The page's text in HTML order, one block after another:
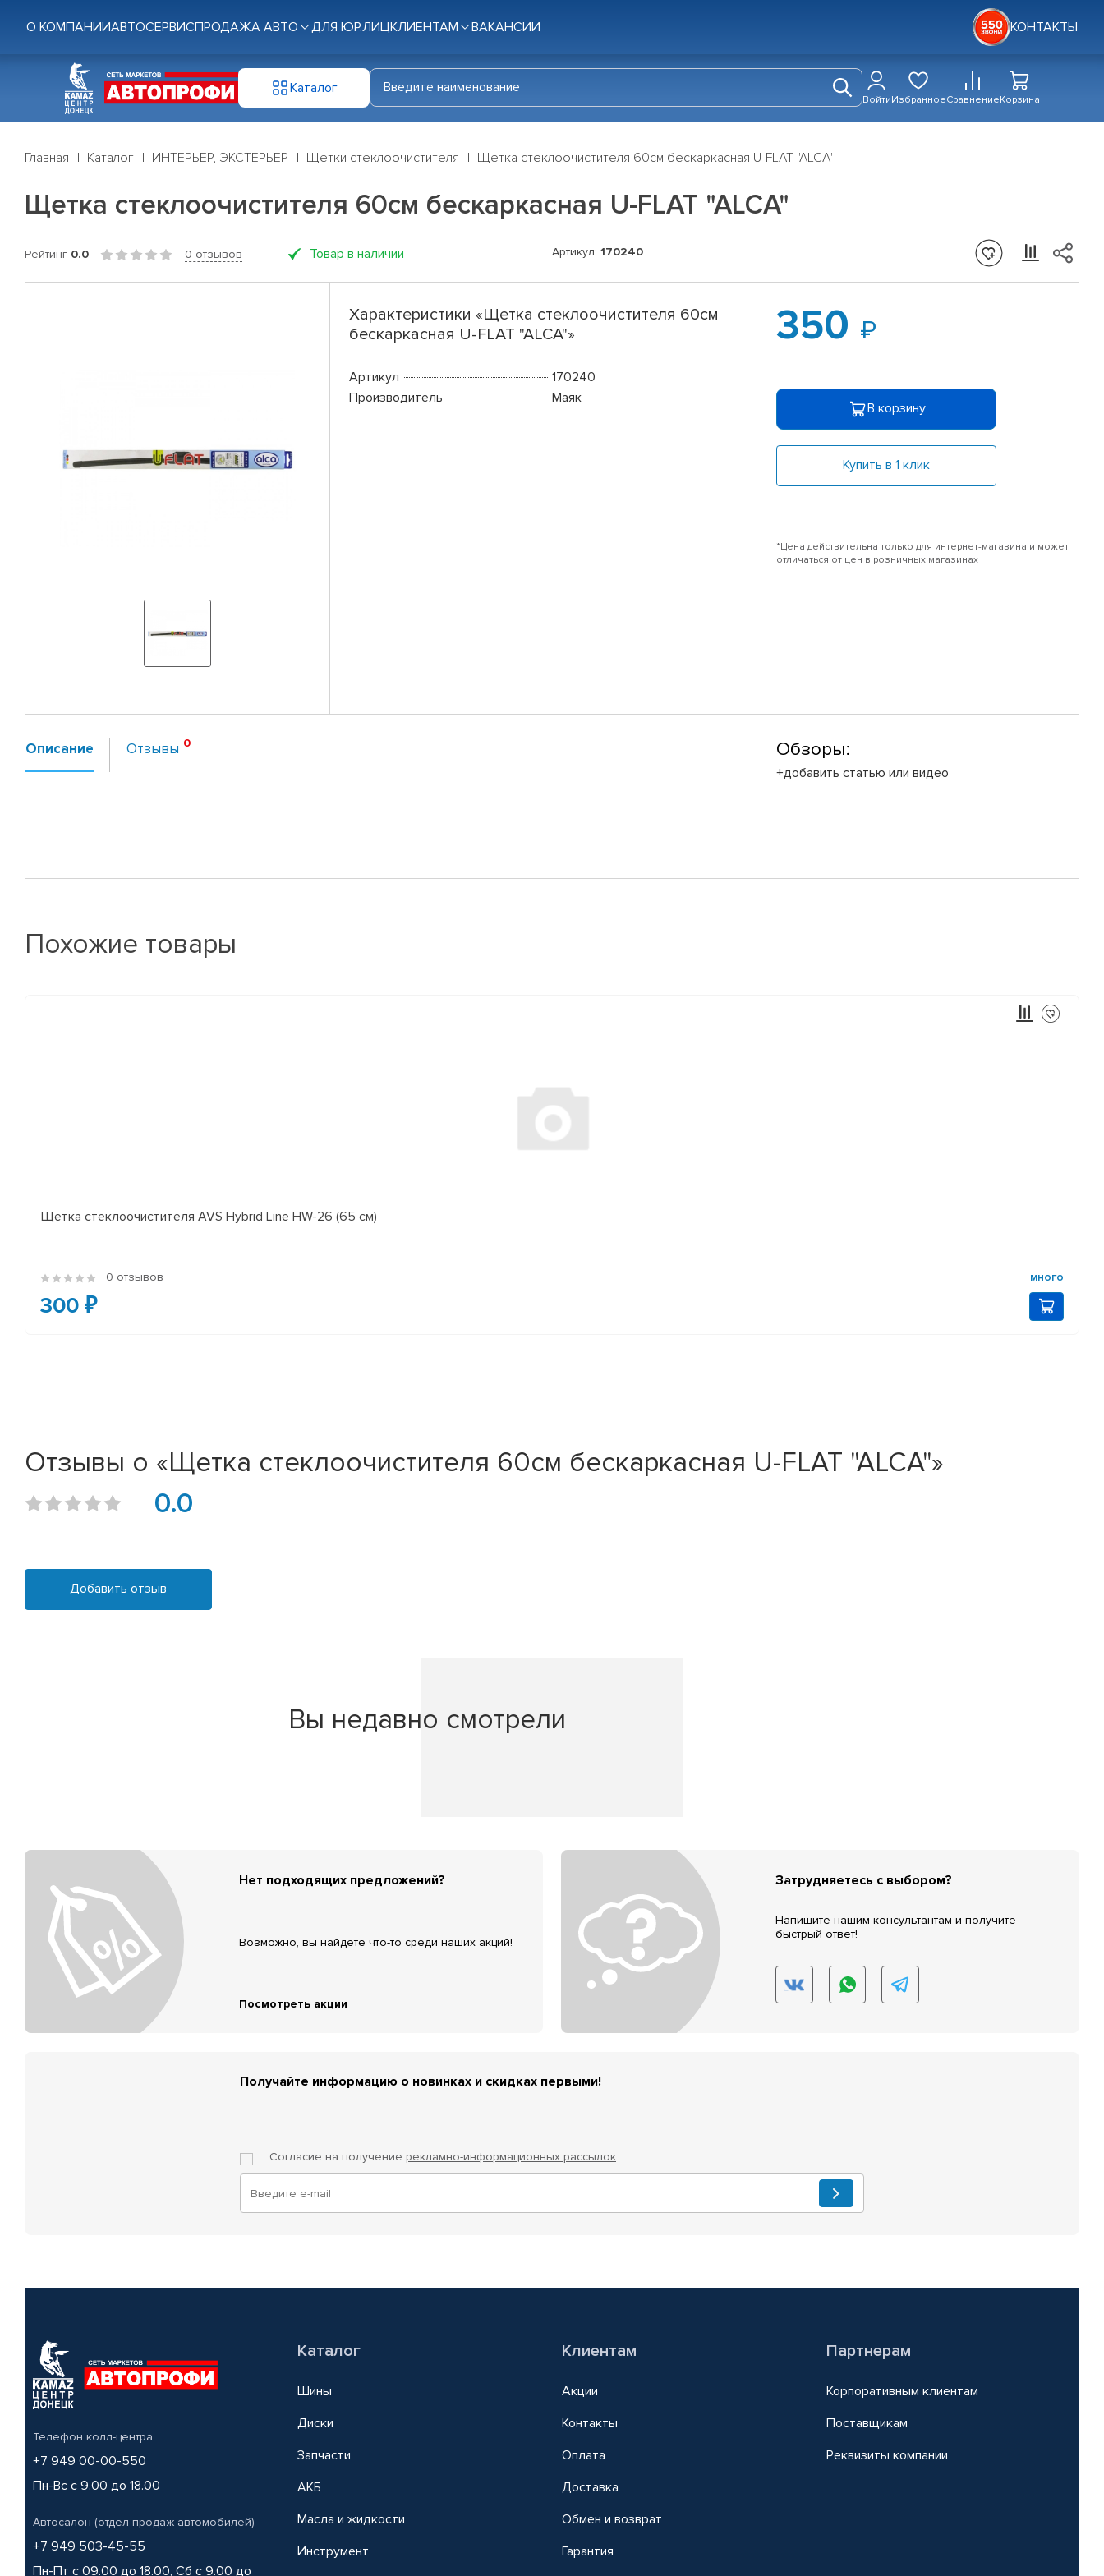
О КОМПАНИИАВТОСЕРВИСПРОДАЖА АВТО ДЛЯ ЮР.ЛИЦКЛИЕНТАМ ВАКАНСИИ КОНТАКТЫ
Каталог
ВойтиИзбранноеСравнениеКорзина
Главная Каталог ИНТЕРЬЕР, ЭКСТЕРЬЕР Щетки стеклоочистителя Щетка стеклоочистителя 60см бескаркасная U-FLAT "ALCA"
Щетка стеклоочистителя 60см бескаркасная U-FLAT "ALCA"
Рейтинг 0.0 0 отзывов Товар в наличии Артикул: 170240
Характеристики «Щетка стеклоочистителя 60см
бескаркасная U-FLAT "ALCA"»
Артикул
170240
Производитель
Маяк
350
В корзину
Купить в 1 клик
*Цена действительна только для интернет-магазина и может
отличаться от цен в розничных магазинах
Описание Отзывы Обзоры:
+добавить статью или видео
Похожие товары
Щетка стеклоочистителя AVS Hybrid Line HW-26 (65 см)
0 отзывов много
300 ₽
Отзывы о «Щетка стеклоочистителя 60см бескаркасная U-FLAT "ALCA"»
0.0
Добавить отзыв
Вы недавно смотрели
Нет подходящих предложений?
Возможно, вы найдёте что-то среди наших акций!
Посмотреть акции
Затрудняетесь с выбором?
Напишите нашим консультантам и получите
быстрый ответ!
Получайте информацию о новинках и скидках первыми!
Согласие на получение рекламно-информационных рассылок
Телефон колл-центра
+7 949 00-00-550
Пн-Вс с 9.00 до 18.00
Автосалон (отдел продаж автомобилей)
+7 949 503-45-55
Пн-Пт с 09.00 до 18.00, Сб с 9.00 до
Каталог
Шины
Диски
Запчасти
АКБ
Масла и жидкости
Инструмент
Клиентам
Акции
Контакты
Оплата
Доставка
Обмен и возврат
Гарантия
Партнерам
Корпоративным клиентам
Поставщикам
Реквизиты компании